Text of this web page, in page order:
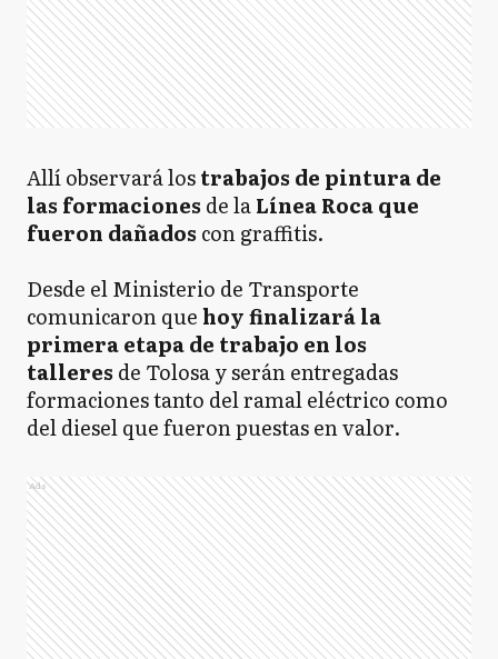
Allí observará lostrabajos de pintura de
las formaciones de laLínea Roca que
fueron dañados con graffitis.
Desde el Ministerio de Transporte
comunicaron que hoy finalizará la
primera etapa de trabajo en los
talleres de Tolosa y serán entregadas
formaciones tanto del ramal eléctrico como
del diesel que fueron puestas en valor.
Ads